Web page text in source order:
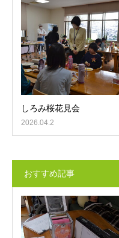
しろみ桜花見会
2026.04.2
おすすめ記事